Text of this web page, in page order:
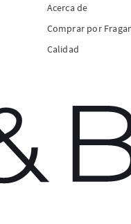
Acerca de
Comprar por
Calidad